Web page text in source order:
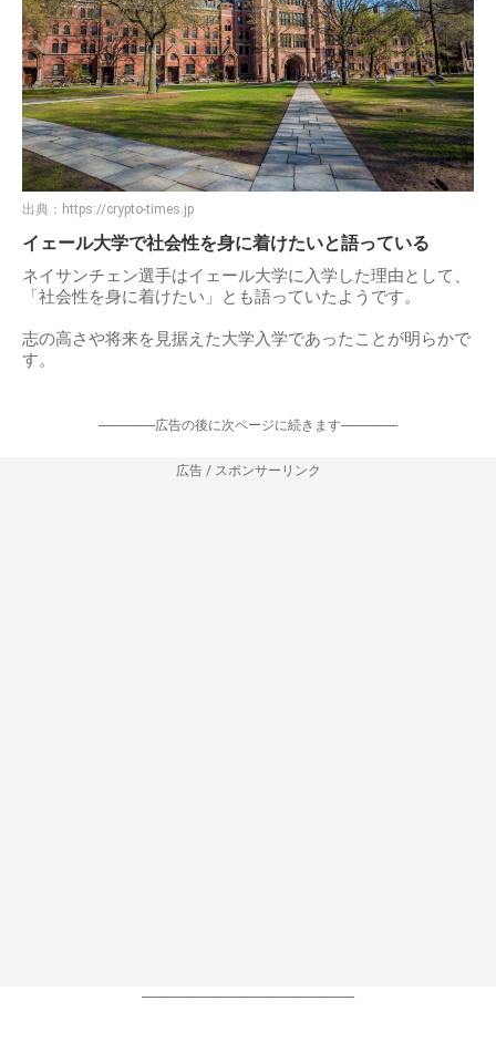
出典： https://crypto-times.jp
イェール大学で社会性を身に着けたいと語っている
ネイサンチェン選手はイェール大学に入学した理由として、
「社会性を身に着けたい」とも語っていたようです。
志の高さや将来を見据えた大学入学であったことが明らかで
す。
-----------------広告の後に次ページに続きます-----------------
広告 / スポンサーリンク
----------------------------------------------------------------